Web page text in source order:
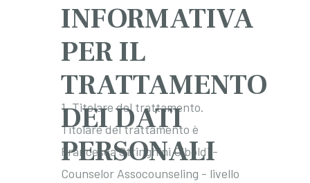
INFORMATIVA
PER IL
TRATTAMENTO
DEI DATI
PERSONALI
1. Titolare del trattamento.
Titolare del trattamento è
Francesca Stringhini Ciboldi -
Counselor Assocounseling - livello